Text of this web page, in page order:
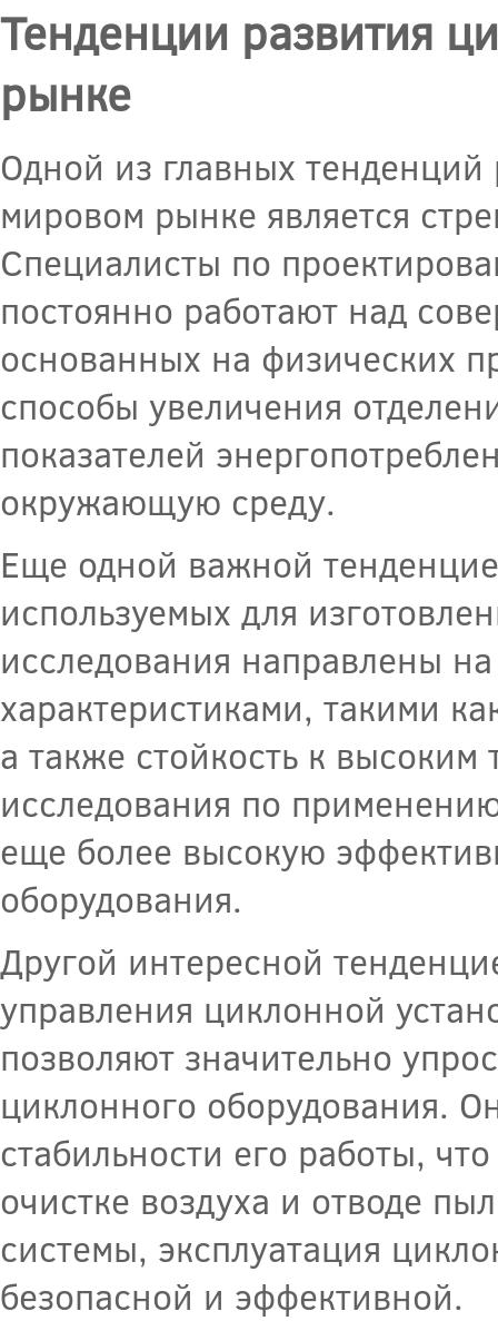
Тенденции развития
рынке
Одной из главных
мировом рынке является
Специалисты по
постоянно работают над
основанных на физических
способы увеличения
показателей
окружающую среду.
Еще одной важной
используемых для
исследования направлены
характеристиками, такими
а также стойкость к
исследования по
еще более высокую
оборудования.
Другой интересной
управления циклонной
позволяют значительно
циклонного оборудования.
стабильности его работы,
очистке воздуха и отводе
системы, эксплуатация
безопасной и эффективной.